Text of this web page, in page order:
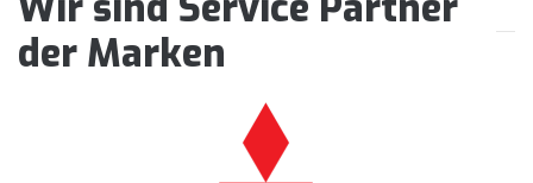
der Marken